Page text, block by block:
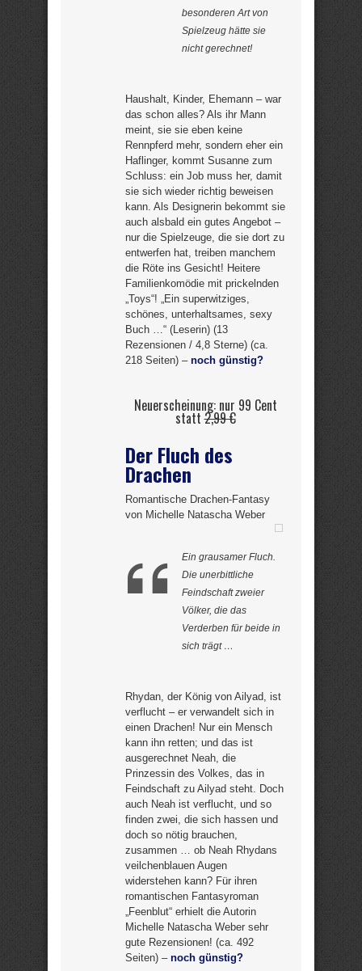
besonderen Art von
Spielzeug hätte sie
nicht gerechnet!
Haushalt, Kinder, Ehemann – war
das schon alles? Als ihr Mann
meint, sie sie eben keine
Rennpferd mehr, sondern eher ein
Haflinger, kommt Susanne zum
Schluss: ein Job muss her, damit
sie sich wieder richtig beweisen
kann. Als Designerin bekommt sie
auch alsbald ein gutes Angebot –
nur die Spielzeuge, die sie dort zu
entwerfen hat, treiben manchem
die Röte ins Gesicht! Heitere
Familienkomödie mit prickelnden
„Toys“! „Ein superwitziges,
schönes, unterhaltsames, sexy
Buch …“ (Leserin) (13
Rezensionen / 4,8 Sterne) (ca.
218 Seiten) – noch günstig?
Neuerscheinung: nur 99 Cent
statt2,99 €
Der Fluch des
Drachen
Romantische Drachen-Fantasy
von Michelle Natascha Weber
Ein grausamer Fluch.
Die unerbittliche
Feindschaft zweier
Völker, die das
Verderben für beide in
sich trägt …
Rhydan, der König von Ailyad, ist
verflucht – er verwandelt sich in
einen Drachen! Nur ein Mensch
kann ihn retten; und das ist
ausgerechnet Neah, die
Prinzessin des Volkes, das in
Feindschaft zu Ailyad steht. Doch
auch Neah ist verflucht, und so
finden zwei, die sich hassen und
doch so nötig brauchen,
zusammen … ob Neah Rhydans
veilchenblauen Augen
widerstehen kann? Für ihren
romantischen Fantasyroman
„Feenblut“ erhielt die Autorin
Michelle Natascha Weber sehr
gute Rezensionen! (ca. 492
Seiten) – noch günstig?